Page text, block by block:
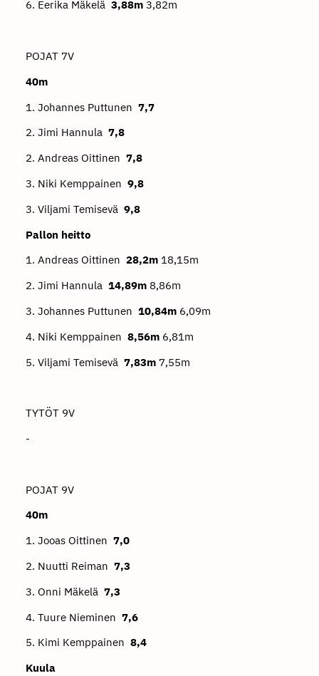
6. Eerika Mäkelä 3,88m 3,82m
POJAT 7V
40m
1. Johannes Puttunen 7,7
2. Jimi Hannula 7,8
2. Andreas Oittinen 7,8
3. Niki Kemppainen 9,8
3. Viljami Temisevä 9,8
Pallon heitto
1. Andreas Oittinen 28,2m 18,15m
2. Jimi Hannula 14,89m 8,86m
3. Johannes Puttunen 10,84m 6,09m
4. Niki Kemppainen 8,56m 6,81m
5. Viljami Temisevä 7,83m 7,55m
TYTÖT 9V
-
POJAT 9V
40m
1. Jooas Oittinen 7,0
2. Nuutti Reiman 7,3
3. Onni Mäkelä 7,3
4. Tuure Nieminen 7,6
5. Kimi Kemppainen 8,4
Kuula